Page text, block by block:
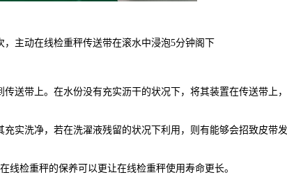
主动在线检重秤传送带在滚水中浸泡5分钟阁下
送带上。在水份没有充实沥干的状况下，将其装置在传送带上
实洗净，若在洗濯液残留的状况下利用，则有能够会招致皮带
线检重秤的保养可以更让在线检重秤使用寿命更长。